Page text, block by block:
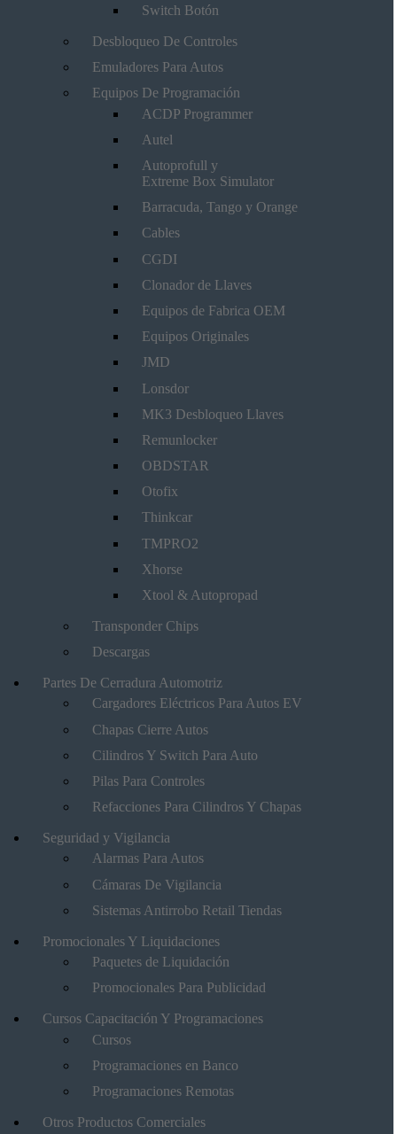
Switch Botón
Desbloqueo De Controles
Emuladores Para Autos
Equipos De Programación
ACDP Programmer
Autel
Autoprofull y
Extreme Box Simulator
Barracuda, Tango y Orange
Cables
CGDI
Clonador de Llaves
Equipos de Fabrica OEM
Equipos Originales
JMD
Lonsdor
MK3 Desbloqueo Llaves
Remunlocker
OBDSTAR
Otofix
Thinkcar
TMPRO2
Xhorse
Xtool & Autopropad
Transponder Chips
Descargas
Partes De Cerradura Automotriz
Cargadores Eléctricos Para Autos EV
Chapas Cierre Autos
Cilindros Y Switch Para Auto
Pilas Para Controles
Refacciones Para Cilindros Y Chapas
Seguridad y Vigilancia
Alarmas Para Autos
Cámaras De Vigilancia
Sistemas Antirrobo Retail Tiendas
Promocionales Y Liquidaciones
Paquetes de Liquidación
Promocionales Para Publicidad
Cursos Capacitación Y Programaciones
Cursos
Programaciones en Banco
Programaciones Remotas
Otros Productos Comerciales